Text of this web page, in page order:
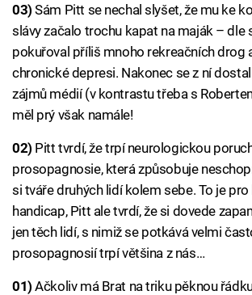
03)Sám Pitt se nechal slyšet, že mu ke
slávy začalo trochu kapat na maják – dle
pokuřoval příliš mnoho rekreačních drog
chronické depresi. Nakonec se z ní
zájmů médií (v kontrastu třeba s
měl prý však namále!
02) Pitt tvrdí, že trpí neurologickou
prosopagnosie, která způsobuje
si tváře druhých lidí kolem sebe. To je
handicap, Pitt ale tvrdí, že si dovede
jen těch lidí, s nimiž se potkává velmi
prosopagnosií trpí většina z nás…
01)Ačkoliv má Brat na triku pěknou